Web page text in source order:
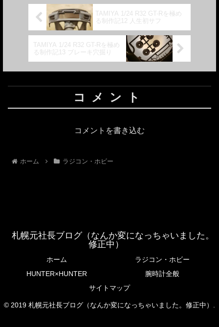
TAMIYA 1/24 R32 GT-Rを極め
る制作記12 人生初サフ
TAMIYA 1/24 R32 GT-Rを極め
る制作記13 ブレーキ穴掘り
コメント
コメントを書き込む
ホーム ラジコン・ホビー
札幌元社長ブログ（なんか変になっちゃいました。
修正中）
ホーム
ラジコン・ホビー
HUNTER×HUNTER
腕時計全般
サイトマップ
© 2019 札幌元社長ブログ（なんか変になっちゃいました。修正中）.